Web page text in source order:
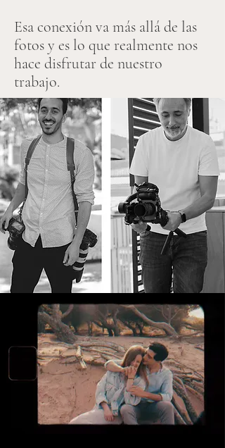
Esa conexión va más allá de las
fotos y es lo que realmente nos
hace disfrutar de nuestro
trabajo.